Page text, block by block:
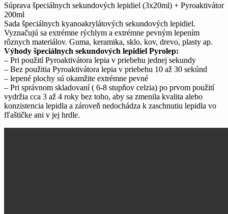
Súprava špeciálnych sekundových lepidiel (3x20ml) + Pyroaktivátor
200ml
Sada špeciálnych kyanoakrylátových sekundových lepidiel.
Vyznačujú sa extrémne rýchlym a extrémne pevným lepením
rôznych materiálov. Guma, keramika, sklo, kov, drevo, plasty ap.
Výhody špeciálnych sekundových lepidiel Pyrolep:
– Pri použití Pyroaktivátora lepia v priebehu jednej sekundy
– Bez použitia Pyroaktivátora lepia v priebehu 10 až 30 sekúnd
– lepené plochy sú okamžite extrémne pevné
– Pri správnom skladovaní ( 6-8 stupňov celzia) po prvom použití
vydržia cca 3 až 4 roky bez toho, aby sa zmenila kvalita alebo
konzistencia lepidla a zároveň nedochádza k zaschnutiu lepidla vo
fľaštičke ani v jej hrdle.